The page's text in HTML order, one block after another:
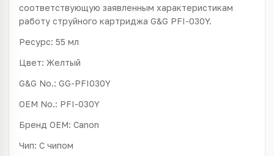
соответствующую заявленным характеристикам
работу струйного картриджа G&G PFI-030Y.
Ресурс: 55 мл
Цвет: Желтый
G&G No.: GG-PFI030Y
OEM No.: PFI-030Y
Бренд ОЕМ: Canon
Чип: С чипом